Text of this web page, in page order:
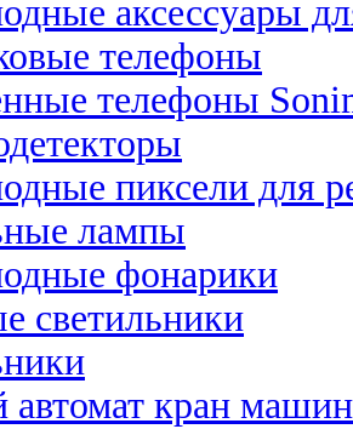
аксессуары
телефоны
телефоны
пиксели для
лампы
фонарики
светильники
автомат кран